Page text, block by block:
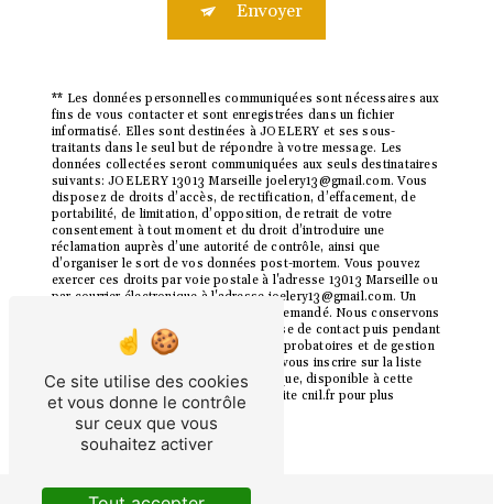
Envoyer
** Les données personnelles communiquées sont nécessaires aux
fins de vous contacter et sont enregistrées dans un fichier
informatisé. Elles sont destinées à JOELERY et ses sous-
traitants dans le seul but de répondre à votre message. Les
données collectées seront communiquées aux seuls destinataires
suivants: JOELERY 13013 Marseille joelery13@gmail.com. Vous
disposez de droits d’accès, de rectification, d’effacement, de
portabilité, de limitation, d’opposition, de retrait de votre
consentement à tout moment et du droit d’introduire une
réclamation auprès d’une autorité de contrôle, ainsi que
d’organiser le sort de vos données post-mortem. Vous pouvez
exercer ces droits par voie postale à l'adresse 13013 Marseille ou
par courrier électronique à l'adresse joelery13@gmail.com. Un
justificatif d'identité pourra vous être demandé. Nous conservons
vos données pendant la période de prise de contact puis pendant
la durée de prescription légale aux fins probatoires et de gestion
des contentieux. Vous avez le droit de vous inscrire sur la liste
d'opposition au démarchage téléphonique, disponible à cette
adresse: Bloctel.gouv.fr. Consultez le site cnil.fr pour plus
d’informations sur vos droits.
Ce site utilise des cookies
et vous donne le contrôle
sur ceux que vous
souhaitez activer